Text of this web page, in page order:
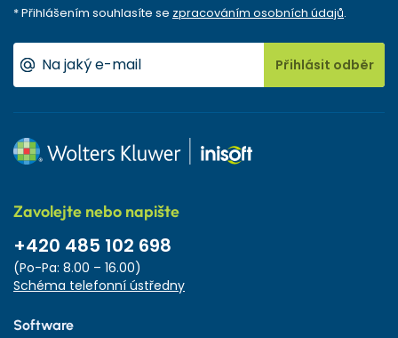
* Přihlášením souhlasíte se zpracováním osobních údajů.
Přihlásit odběr
Zavolejte nebo napište
+420 485 102 698
(Po-Pa: 8.00 – 16.00)
Schéma telefonní ústředny
Software